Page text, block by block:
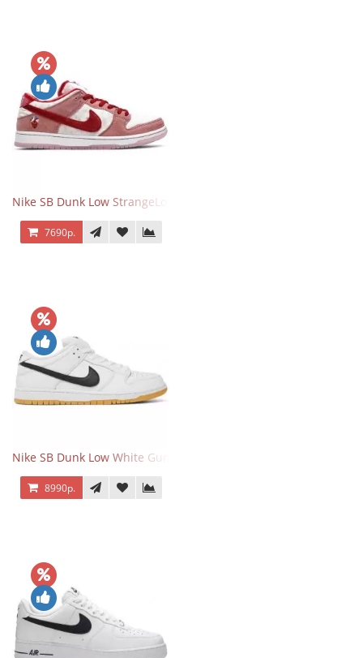
Nike SB Dunk Low StrangeLove Valentine's Day
7690р.
Nike SB Dunk Low White Gum
8990р.